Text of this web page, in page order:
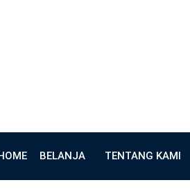
BELANJA TENTANG KAMI